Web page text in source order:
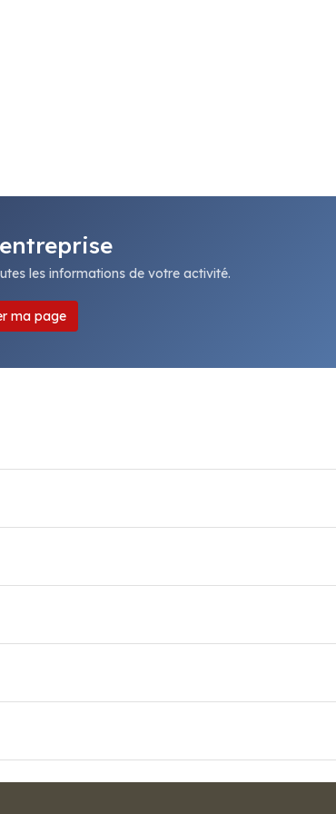
les informations de votre activité.
ma page